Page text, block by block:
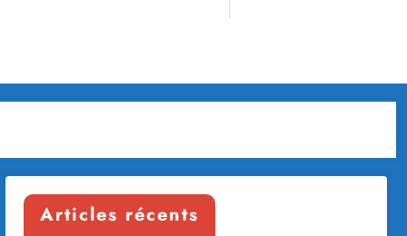
Articles récents